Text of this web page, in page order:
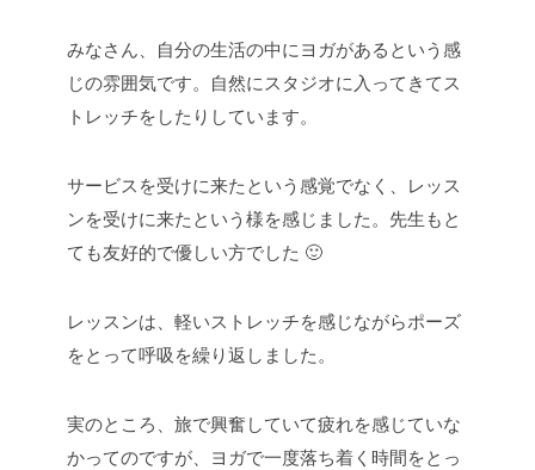
みなさん、自分の生活の中にヨガがあるという感
じの雰囲気です。自然にスタジオに入ってきてス
トレッチをしたりしています。
サービスを受けに来たという感覚でなく、レッス
ンを受けに来たという様を感じました。先生もと
ても友好的で優しい方でした 🙂
レッスンは、軽いストレッチを感じながらポーズ
をとって呼吸を繰り返しました。
実のところ、旅で興奮していて疲れを感じていな
かってのですが、ヨガで一度落ち着く時間をとっ